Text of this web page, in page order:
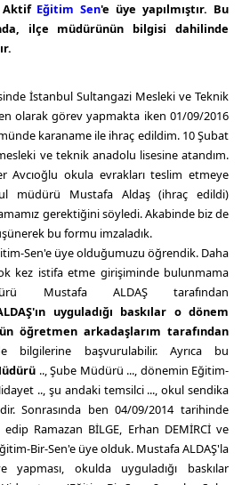
Aktif Eğitim Sen'e üye yapılmıştır. Bu
ilçe müdürünün bilgisi dahilinde
İstanbul Sultangazi Mesleki ve Teknik
olarak görev yapmakta iken 01/09/2016
karaname ile ihraç edildim. 10 Şubat
ve teknik anadolu lisesine atandım.
Avcıoğlu okula evrakları teslim etmeye
müdürü Mustafa Aldaş (ihraç edildi)
gerektiğini söyledi. Akabinde biz de
bu formu imzaladık.
Sen'e üye olduğumuzu öğrendik. Daha
kez istifa etme girişiminde bulunmama
Mustafa ALDAŞ tarafından
uyguladığı baskılar o dönem
öğretmen arkadaşlarım tarafından
bilgilerine başvurulabilir. Ayrıca bu
.., Şube Müdürü ..., dönemin Eğitim-
.., şu andaki temsilci ..., okul sendika
Sonrasında ben 04/09/2014 tarihinde
Ramazan BİLGE, Erhan DEMİRCİ ve
Bir-Sen'e üye olduk. Mustafa ALDAŞ'la
okulda uyguladığı baskılar